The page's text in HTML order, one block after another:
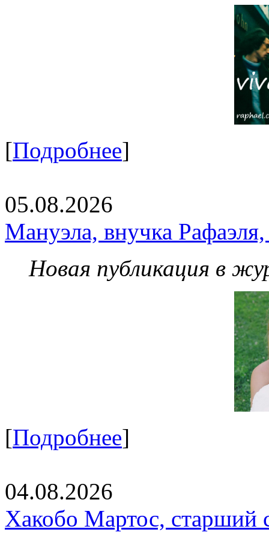
[Подробнее]
05.08.2026
Мануэла, внучка
Новая публикация в
[Подробнее]
04.08.2026
Хакобо Мартос, старший